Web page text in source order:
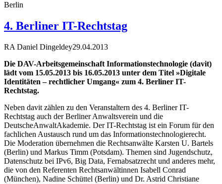
Berlin
4. Berliner IT-Rechtstag
RA Daniel Dingeldey29.04.2013
Die DAV-Arbeitsgemeinschaft Informationstechnologie (davit)
lädt vom 15.05.2013 bis 16.05.2013 unter dem Titel »Digitale
Identitäten – rechtlicher Umgang« zum 4. Berliner IT-
Rechtstag.
Neben davit zählen zu den Veranstaltern des 4. Berliner IT-
Rechtstag auch der Berliner Anwaltsverein und die
DeutscheAnwaltAkademie. Der IT-Rechtstag ist ein Forum für den
fachlichen Austausch rund um das Informationstechnologierecht.
Die Moderation übernehmen die Rechtsanwälte Karsten U. Bartels
(Berlin) und Markus Timm (Potsdam). Themen sind Jugendschutz,
Datenschutz bei IPv6, Big Data, Fernabsatzrecht und anderes mehr,
die von den Referenten Rechtsanwältinnen Isabell Conrad
(München), Nadine Schüttel (Berlin) und Dr. Astrid Christiane